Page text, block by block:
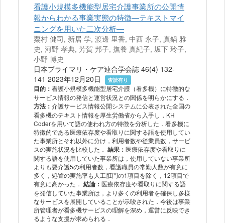
看護小規模多機能型居宅介護事業所の公開情
報からわかる事業実態の特徴―テキストマイ
ニングを用いた二次分析―
粟村 健司, 新居 学, 渡邊 里香, 中西 永子, 真鍋 雅
史, 河野 孝典, 芳賀 邦子, 撫養 真紀子, 坂下 玲子,
小野 博史
日本プライマリ・ケア連合学会誌 46(4) 132-
141 2023年12月20日
査読有り
目的： 看護小規模多機能型居宅介護（看多機）に特徴的な
サービス情報の発信と運営状況との関係を明らかにする．
方法： 介護サービス情報公開システムに公表された全国の
看多機のテキスト情報を厚生労働省から入手し，KH
Coderを用いて語の使われ方の特徴を分析した．看多機に
特徴的である医療依存度や看取りに関する語を使用してい
た事業所とそれ以外に分け，利用者数や従業員数，サービ
スの実施状況を比較した． 結果： 医療依存度や看取りに
関する語を使用していた事業所は，使用していない事業所
よりも要介護5の利用者数，看護職員の常勤人数が有意に
多く，処置の実施率も人工肛門の1項目を除く，12項目で
有意に高かった． 結論： 医療依存度や看取りに関する語
を発信していた事業所は，より多くの利用者を確保し多様
なサービスを展開していることが示唆された．今後は事業
所管理者が看多機サービスの理解を深め，運営に反映でき
るような支援が求められる．